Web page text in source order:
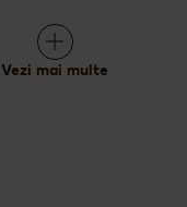
Vezi mai multe